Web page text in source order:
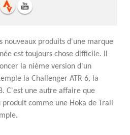
nouveaux produits d'une marque
est toujours chose difficile. Il
la nième version d'un
la Challenger ATR 6, la
C'est une autre affaire que
comme une Hoka de Trail